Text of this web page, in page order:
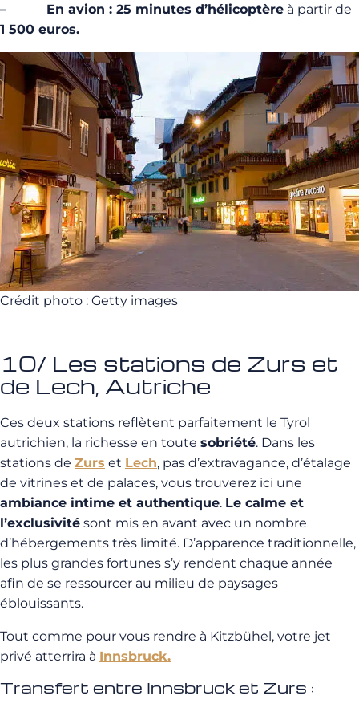
– En avion : 25 minutes d’hélicoptère à partir de
1 500 euros.
Crédit photo : Getty images
10/ Les stations de Zurs et
de Lech, Autriche
Ces deux stations reflètent parfaitement le Tyrol
autrichien, la richesse en toute sobriété. Dans les
stations de Zurs et Lech, pas d’extravagance, d’étalage
de vitrines et de palaces, vous trouverez ici une
ambiance intime et authentique. Le calme et
l’exclusivité sont mis en avant avec un nombre
d’hébergements très limité. D’apparence traditionnelle,
les plus grandes fortunes s’y rendent chaque année
afin de se ressourcer au milieu de paysages
éblouissants.
Tout comme pour vous rendre à Kitzbühel, votre jet
privé atterrira à Innsbruck.
Transfert entre Innsbruck et Zurs :